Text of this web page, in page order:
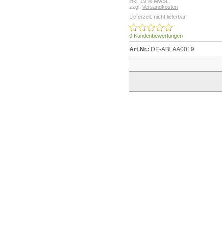
zzgl. Versandkosten
Lieferzeit: nicht lieferbar
0 Kundenbewertungen
Art.Nr.: DE-ABLAA0019